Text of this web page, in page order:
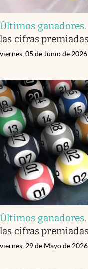
Últimos ganadores.
las cifras
viernes, 05 de Junio de 2026
Últimos ganadores.
las cifras
viernes, 29 de Mayo de 2026